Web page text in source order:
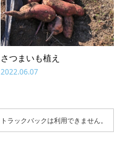
さつまいも植え
2022.06.07
トラックバックは利用できません。